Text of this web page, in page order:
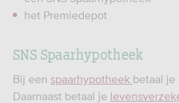
het Premiedepot
SNS Spaarhypotheek
Bij een spaarhypotheek betaal je
Daarnaast betaal je